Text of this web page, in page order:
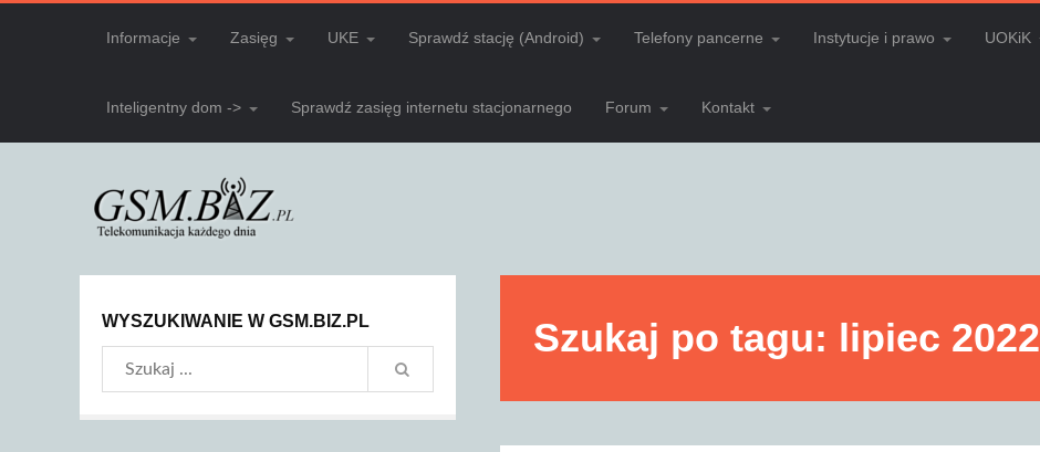
Informacje Zasięg UKE Sprawdź stację (Android) Telefony pancerne Instytucje i prawo UOKiK
Inteligentny dom -> Sprawdź zasięg internetu stacjonarnego Forum Kontakt
Szukaj po tagu: lipiec 2022
WYSZUKIWANIE W GSM.BIZ.PL